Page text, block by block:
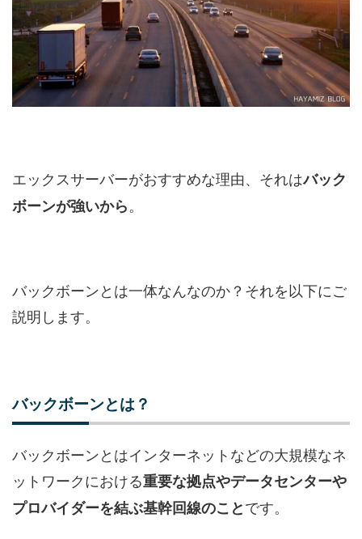
エックスサーバーがおすすめな理由、それはバック
ボーンが強いから。
バックボーンとは一体なんなのか？それを以下にご
説明します。
バックボーンとは？
バックボーンとはインターネットなどの大規模なネ
ットワークにおける重要な拠点やデータセンターや
プロバイダーを結ぶ基幹回線のことです。